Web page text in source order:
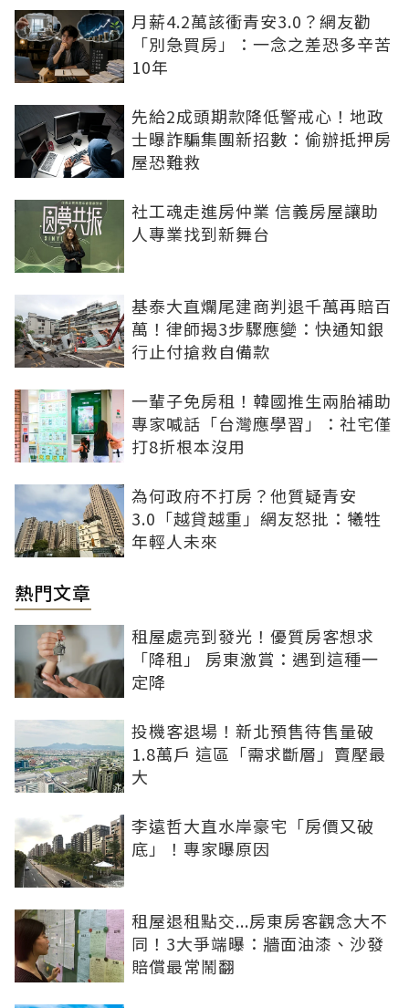
月薪4.2萬該衝青安3.0？網友勸
「別急買房」：一念之差恐多辛苦
10年
先給2成頭期款降低警戒心！地政
士曝詐騙集團新招數：偷辦抵押房
屋恐難救
社工魂走進房仲業 信義房屋讓助
人專業找到新舞台
基泰大直爛尾建商判退千萬再賠百
萬！律師揭3步驟應變：快通知銀
行止付搶救自備款
一輩子免房租！韓國推生兩胎補助
專家喊話「台灣應學習」：社宅僅
打8折根本沒用
為何政府不打房？他質疑青安
3.0「越貸越重」網友怒批：犧牲
年輕人未來
熱門文章
租屋處亮到發光！優質房客想求
「降租」 房東激賞：遇到這種一
定降
投機客退場！新北預售待售量破
1.8萬戶 這區「需求斷層」賣壓最
大
李遠哲大直水岸豪宅「房價又破
底」！專家曝原因
租屋退租點交...房東房客觀念大不
同！3大爭端曝：牆面油漆、沙發
賠償最常鬧翻